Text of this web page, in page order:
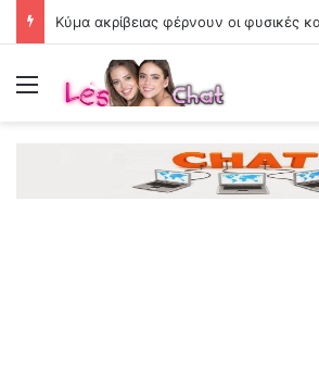
Κύμα ακρίβειας φέρνουν οι φυσικές
Menu